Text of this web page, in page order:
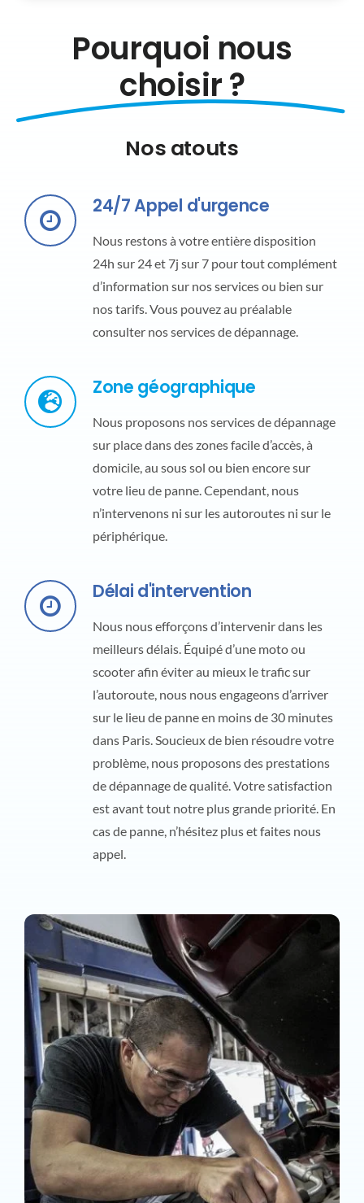
Pourquoi nous
choisir ?
Nos atouts
24/7 Appel d'urgence
Nous restons à votre entière disposition
24h sur 24 et 7j sur 7 pour tout complément
d’information sur nos services ou bien sur
nos tarifs. Vous pouvez au préalable
consulter nos services de dépannage.
Zone géographique
Nous proposons nos services de dépannage
sur place dans des zones facile d’accès, à
domicile, au sous sol ou bien encore sur
votre lieu de panne. Cependant, nous
n’intervenons ni sur les autoroutes ni sur le
périphérique.
Délai d'intervention
Nous nous efforçons d’intervenir dans les
meilleurs délais. Équipé d’une moto ou
scooter afin éviter au mieux le trafic sur
l’autoroute, nous nous engageons d’arriver
sur le lieu de panne en moins de 30 minutes
dans Paris. Soucieux de bien résoudre votre
problème, nous proposons des prestations
de dépannage de qualité. Votre satisfaction
est avant tout notre plus grande priorité. En
cas de panne, n’hésitez plus et faites nous
appel.